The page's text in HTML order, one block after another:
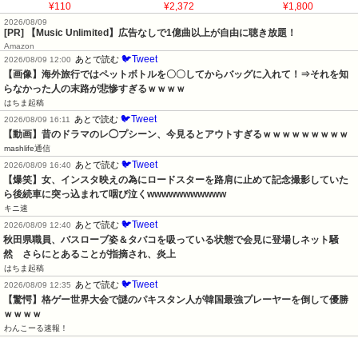
¥110 ¥2,372 ¥1,800
2026/08/09
[PR] 【Music Unlimited】広告なしで1億曲以上が自由に聴き放題！
Amazon
2026/08/09 12:00 あとで読む 🐦Tweet
【画像】海外旅行ではペットボトルを〇〇してからバッグに入れて！⇒それを知
らなかった人の末路が悲惨すぎるｗｗｗｗ
はちま起稿
2026/08/09 16:11 あとで読む 🐦Tweet
【動画】昔のドラマのレ◯プシーン、今見るとアウトすぎるｗｗｗｗｗｗｗｗｗ
mashlife通信
2026/08/09 16:40 あとで読む 🐦Tweet
【爆笑】女、インスタ映えの為にロードスターを路肩に止めて記念撮影していた
ら後続車に突っ込まれて咽び泣くwwwwwwwwwww
キニ速
2026/08/09 12:40 あとで読む 🐦Tweet
秋田県職員、バスローブ姿＆タバコを吸っている状態で会見に登場しネット騒
然　さらにとあることが指摘され、炎上
はちま起稿
2026/08/09 12:35 あとで読む 🐦Tweet
【驚愕】格ゲー世界大会で謎のパキスタン人が韓国最強プレーヤーを倒して優勝
ｗｗｗｗ
わんこーる速報！